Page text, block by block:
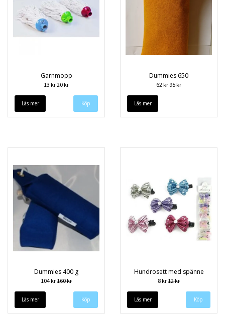
Garnmopp
13 kr20 kr
Läs mer
Dummies 650
62 kr95 kr
Läs mer
Dummies 400 g
104 kr160 kr
Läs mer
Hundrosett med spänne
8 kr12 kr
Läs mer